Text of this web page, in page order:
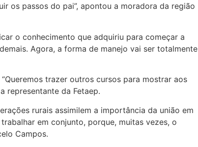
os passos do pai”, apontou a moradora da região
o conhecimento que adquiriu para começar a
Agora, a forma de manejo vai ser totalmente
trazer outros cursos para mostrar aos
representante da Fetaep.
rurais assimilem a importância da união em
em conjunto, porque, muitas vezes, o
Campos.